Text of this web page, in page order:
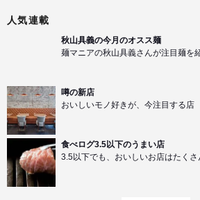
人気連載
秋山具義の今月のオスス麺
麺マニアの秋山具義さんが注目麺を
噂の新店
おいしいモノ好きが、今注目する店
食べログ3.5以下のうまい店
3.5以下でも、おいしいお店はたくさ